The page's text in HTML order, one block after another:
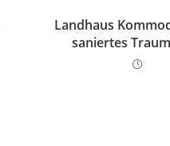
Landhaus
saniertes